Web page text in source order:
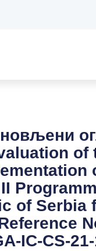
of
of Serbia
IC-CS-